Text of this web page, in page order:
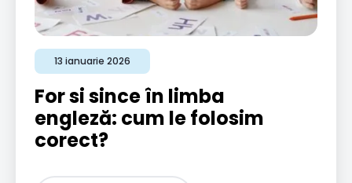
13 ianuarie 2026
For si since în limba
engleză: cum le folosim
corect?